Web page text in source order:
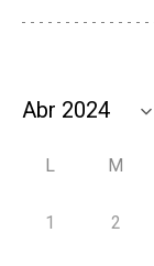
L M
1 2